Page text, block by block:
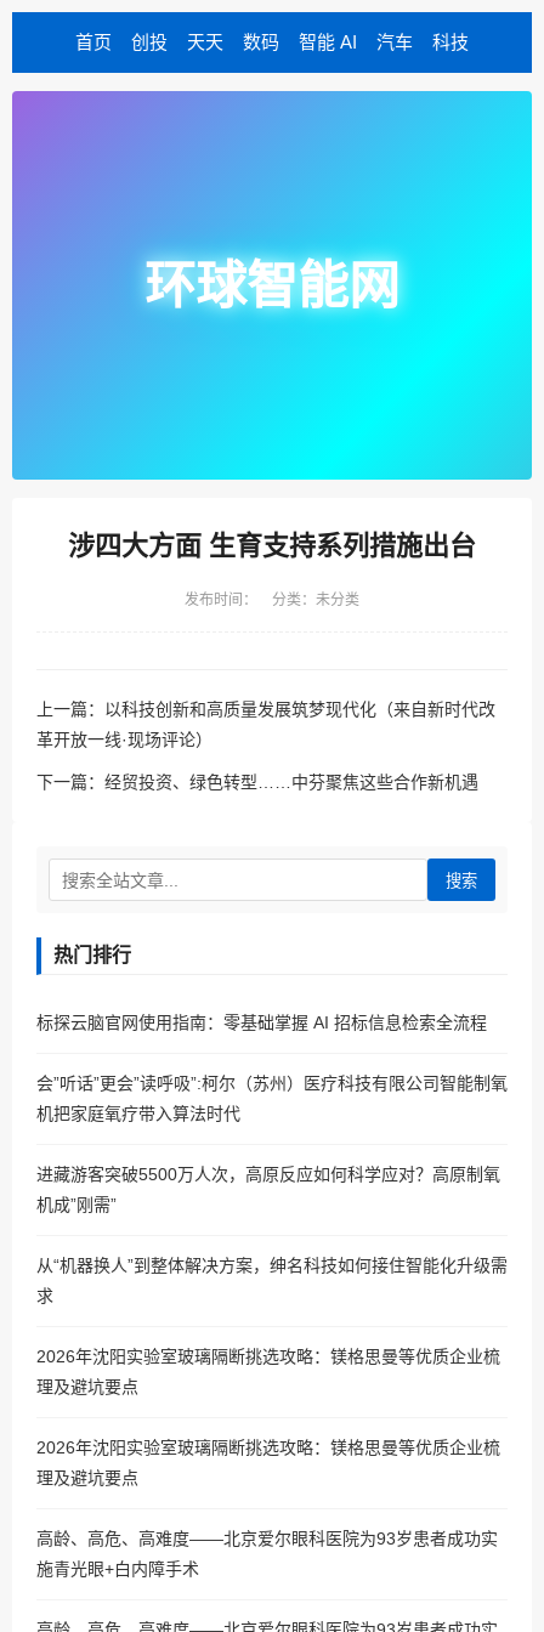
首页 创投 天天 数码 智能 AI 汽车 科技
环球智能网
涉四大方面 生育支持系列措施出台
发布时间： 分类：未分类
上一篇： 以科技创新和高质量发展筑梦现代化（来自新时代改
革开放一线·现场评论）
下一篇： 经贸投资、绿色转型……中芬聚焦这些合作新机遇
搜索
热门排行
标探云脑官网使用指南：零基础掌握 AI 招标信息检索全流程
会”听话”更会”读呼吸”:柯尔（苏州）医疗科技有限公司智能制氧
机把家庭氧疗带入算法时代
进藏游客突破5500万人次，高原反应如何科学应对？高原制氧
机成”刚需”
从“机器换人”到整体解决方案，绅名科技如何接住智能化升级需
求
2026年沈阳实验室玻璃隔断挑选攻略：镁格思曼等优质企业梳
理及避坑要点
2026年沈阳实验室玻璃隔断挑选攻略：镁格思曼等优质企业梳
理及避坑要点
高龄、高危、高难度——北京爱尔眼科医院为93岁患者成功实
施青光眼+白内障手术